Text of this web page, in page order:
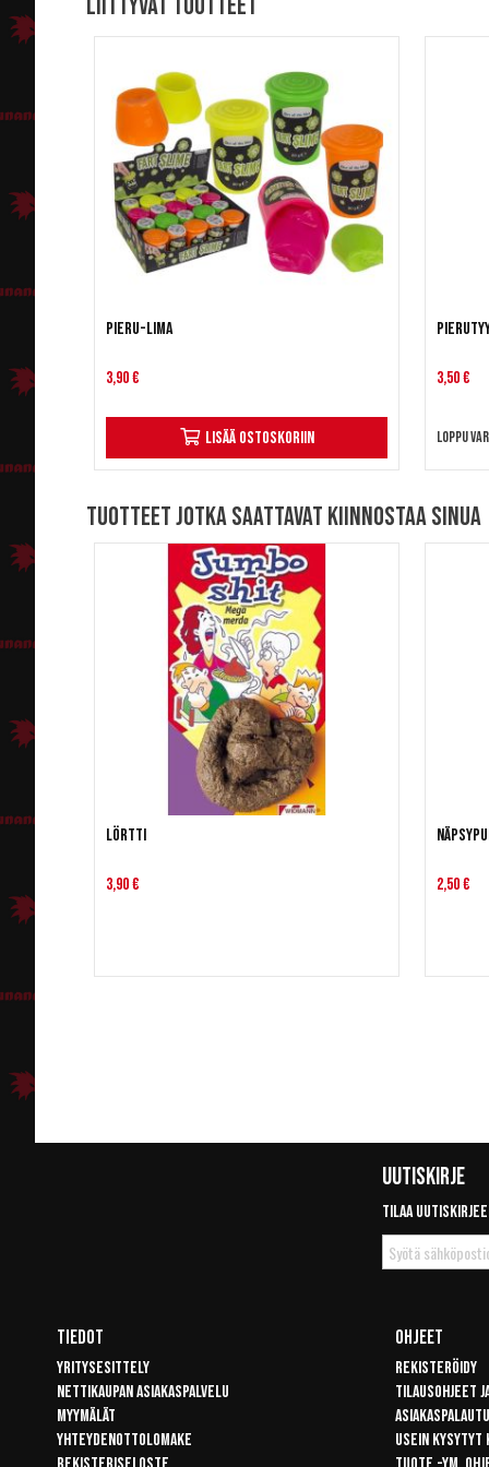
Pieru-lima
3,90 €
Lisää ostoskoriin
3,50 €
Loppu
Tuotteet jotka saattavat kiinnostaa sinua
Lörtti
3,90 € 2,50 €
Uutiskirje
Tilaa
Tilaa
uutiskirje
Tiedot
Yritysesittely
Nettikaupan asiakaspalvelu
Myymälät
Yhteydenottolomake
Ohjeet
Rekisteröidy
Tilausohjeet
Usein kysytyt